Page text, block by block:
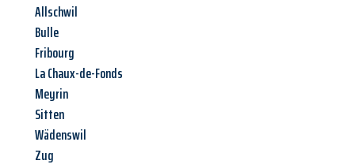
Allschwil
Bulle
Fribourg
La Chaux-de-Fonds
Meyrin
Sitten
Wädenswil
Zug